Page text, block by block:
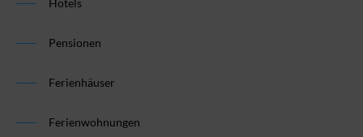
Hotels
Pensionen
Ferienhäuser
Ferienwohnungen